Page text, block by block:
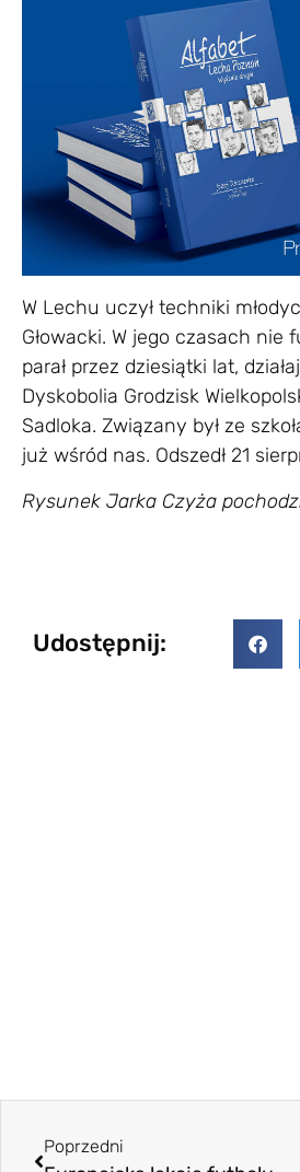
W Lechu uczył techniki
Głowacki. W jego czasach nie
parał przez dziesiątki lat,
Dyskobolia Grodzisk
Sadloka. Związany był ze
już wśród nas. Odszedł 21
Rysunek Jarka Czyża
Udostępnij:
Poprzedni